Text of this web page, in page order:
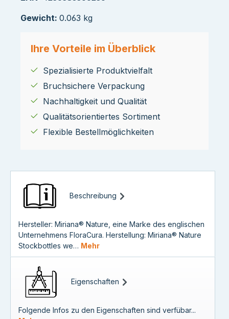
Gewicht: 0.063 kg
Ihre Vorteile im Überblick
Spezialisierte Produktvielfalt
Bruchsichere Verpackung
Nachhaltigkeit und Qualität
Qualitätsorientiertes Sortiment
Flexible Bestellmöglichkeiten
Beschreibung
Hersteller: Miriana® Nature, eine Marke des englischen
Unternehmens FloraCura. Herstellung: Miriana® Nature
Stockbottles we… Mehr
Eigenschaften
Folgende Infos zu den Eigenschaften sind verfübar...